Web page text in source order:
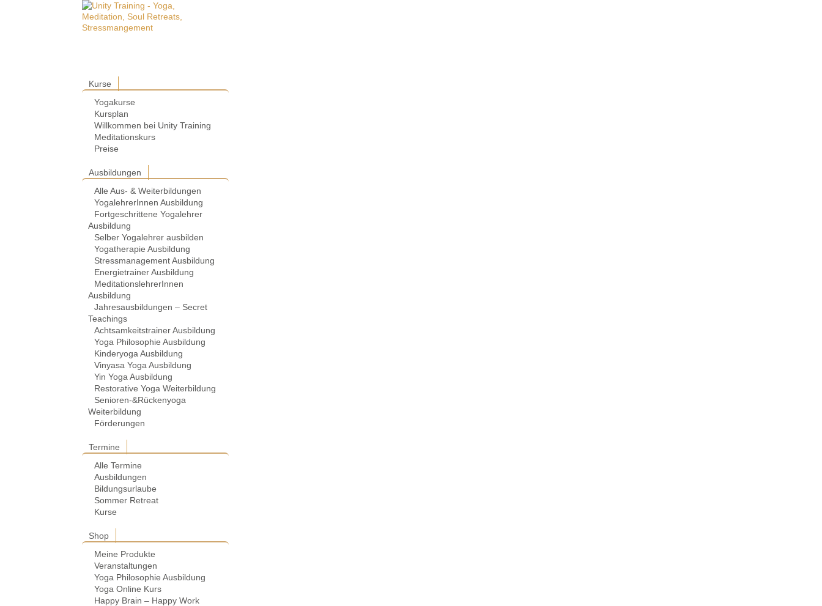
Kurse
Yogakurse
Kursplan
Willkommen bei Unity Training
Meditationskurs
Preise
Ausbildungen
Alle Aus- & Weiterbildungen
YogalehrerInnen Ausbildung
Fortgeschrittene Yogalehrer
Ausbildung
Selber Yogalehrer ausbilden
Yogatherapie Ausbildung
Stressmanagement Ausbildung
Energietrainer Ausbildung
MeditationslehrerInnen
Ausbildung
Jahresausbildungen – Secret
Teachings
Achtsamkeitstrainer Ausbildung
Yoga Philosophie Ausbildung
Kinderyoga Ausbildung
Vinyasa Yoga Ausbildung
Yin Yoga Ausbildung
Restorative Yoga Weiterbildung
Senioren-&Rückenyoga
Weiterbildung
Förderungen
Termine
Alle Termine
Ausbildungen
Bildungsurlaube
Sommer Retreat
Kurse
Shop
Meine Produkte
Veranstaltungen
Yoga Philosophie Ausbildung
Yoga Online Kurs
Happy Brain – Happy Work